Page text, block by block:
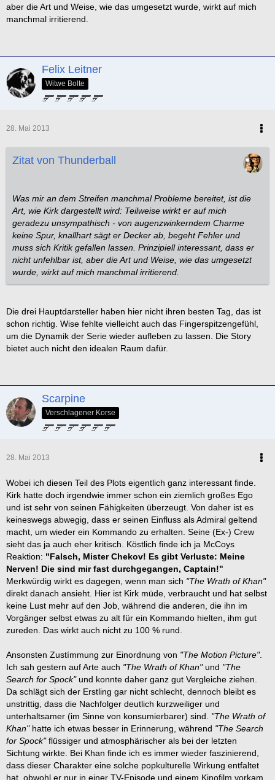
aber die Art und Weise, wie das umgesetzt wurde, wirkt auf mich
manchmal irritierend.
Felix Leitner
Witwe Bolte
28. Mai 2013
Zitat von Thunderball
Was mir an dem Streifen manchmal Probleme bereitet, ist die
Art, wie Kirk dargestellt wird: Teilweise wirkt er auf mich
geradezu unsympathisch - von augenzwinkerndem Charme
keine Spur, knallhart sägt er Decker ab, begeht Fehler und
muss sich Kritik gefallen lassen. Prinzipiell interessant, dass er
nicht unfehlbar ist, aber die Art und Weise, wie das umgesetzt
wurde, wirkt auf mich manchmal irritierend.
Die drei Hauptdarsteller haben hier nicht ihren besten Tag, das ist
schon richtig. Wise fehlte vielleicht auch das Fingerspitzengefühl,
um die Dynamik der Serie wieder aufleben zu lassen. Die Story
bietet auch nicht den idealen Raum dafür.
Scarpine
Verschlagener Korse
28. Mai 2013
Wobei ich diesen Teil des Plots eigentlich ganz interessant finde.
Kirk hatte doch irgendwie immer schon ein ziemlich großes Ego
und ist sehr von seinen Fähigkeiten überzeugt. Von daher ist es
keineswegs abwegig, dass er seinen Einfluss als Admiral geltend
macht, um wieder ein Kommando zu erhalten. Seine (Ex-) Crew
sieht das ja auch eher kritisch. Köstlich finde ich ja McCoys
Reaktion: "Falsch, Mister Chekov! Es gibt Verluste: Meine
Nerven! Die sind mir fast durchgegangen, Captain!"
Merkwürdig wirkt es dagegen, wenn man sich "The Wrath of Khan"
direkt danach ansieht. Hier ist Kirk müde, verbraucht und hat selbst
keine Lust mehr auf den Job, während die anderen, die ihn im
Vorgänger selbst etwas zu alt für ein Kommando hielten, ihm gut
zureden. Das wirkt auch nicht zu 100 % rund.
Ansonsten Zustímmung zur Einordnung von "The Motion Picture".
Ich sah gestern auf Arte auch "The Wrath of Khan"und "The
Search for Spock"und konnte daher ganz gut Vergleiche ziehen.
Da schlägt sich der Erstling gar nicht schlecht, dennoch bleibt es
unstrittig, dass die Nachfolger deutlich kurzweiliger und
unterhaltsamer (im Sinne von konsumierbarer) sind.
"The Wrath of
Khan"hatte ich etwas besser in Erinnerung, während "The Search
for Spock"flüssiger und atmosphärischer als bei der letzten
Sichtung wirkte. Bei Khan finde ich es immer wieder faszinierend,
dass dieser Charakter eine solche popkulturelle Wirkung entfaltet
hat, obwohl er nur in einer TV-Episode und einem Kinofilm vorkam.